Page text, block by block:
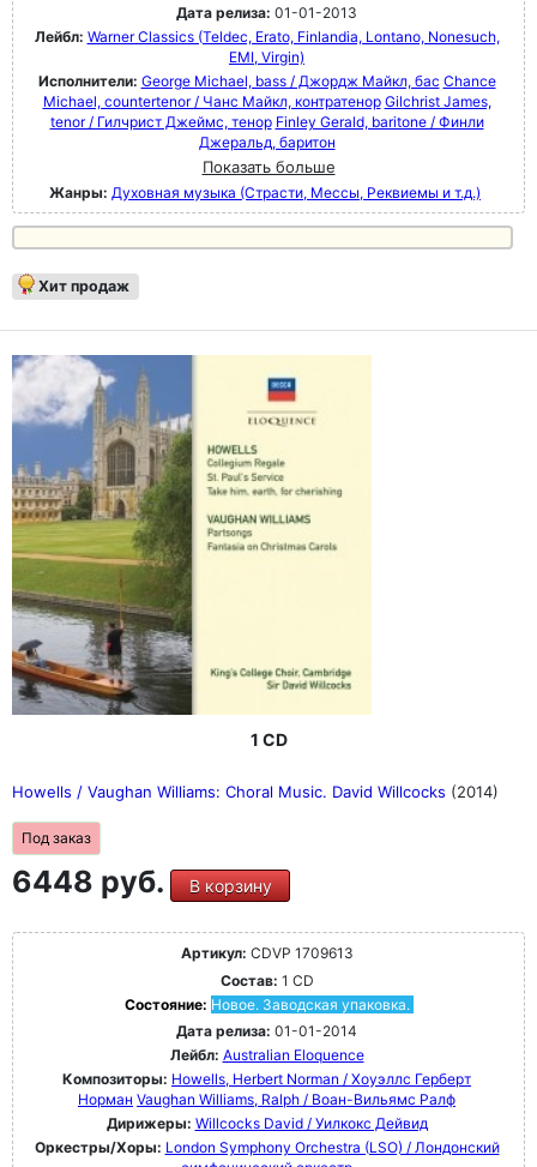
Дата релиза: 01-01-2013
Лейбл: Warner Classics (Teldec, Erato, Finlandia, Lontano, Nonesuch,
EMI, Virgin)
Исполнители: George Michael, bass / Джордж Майкл, бас Chance
Michael, countertenor / Чанс Майкл, контратенор Gilchrist James,
tenor / Гилчрист Джеймс, тенор Finley Gerald, baritone / Финли
Джеральд, баритон
Показать больше
Жанры: Духовная музыка (Страсти, Мессы, Реквиемы и т.д.)
Хит продаж
1 CD
Howells / Vaughan Williams: Choral Music. David Willcocks (2014)
Под заказ
6448 руб. В корзину
Артикул: CDVP 1709613
Состав: 1 CD
Состояние: Новое. Заводская упаковка.
Дата релиза: 01-01-2014
Лейбл: Australian Eloquence
Композиторы: Howells, Herbert Norman / Хоуэллс Герберт
Норман Vaughan Williams, Ralph / Воан-Вильямс Ралф
Дирижеры: Willcocks David / Уилкокс Дейвид
Оркестры/Хоры: London Symphony Orchestra (LSO) / Лондонский